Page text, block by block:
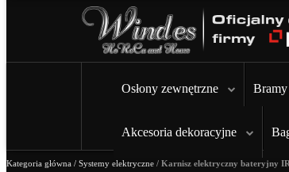
Osłony zewnętrzne
Akcesoria dekoracyjne
Kategoria główna / Systemy elektryczne / Karnisz elektryczny bateryjny